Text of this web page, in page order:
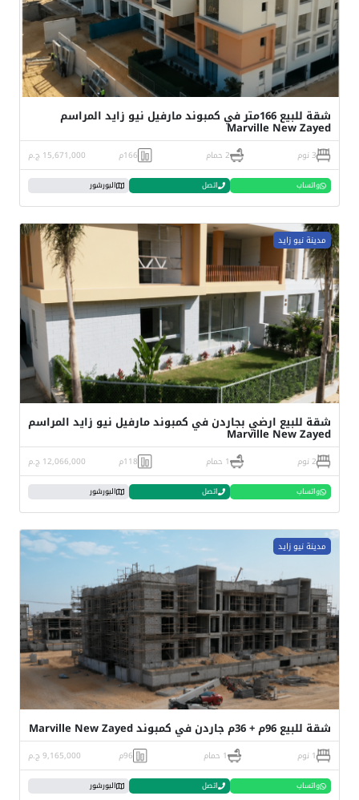
شقة للبيع 166متر في كمبوند مارفيل نيو زايد المراسم
Marville New Zayed
3 نوم 2 حمام 166م 15,671,000 ج.م
واتساب اتصل البورشور
مدينة نيو زايد
شقة للبيع ارضي بجاردن في كمبوند مارفيل نيو زايد المراسم
Marville New Zayed
2 نوم 1 حمام 118م 12,066,000 ج.م
واتساب اتصل البورشور
مدينة نيو زايد
شقة للبيع 96م + 36م جاردن في كمبوند Marville New Zayed
1 نوم 1 حمام 96م 9,165,000 ج.م
واتساب اتصل البورشور